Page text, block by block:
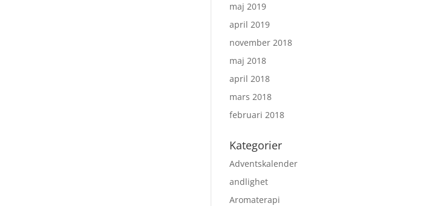
maj 2019
april 2019
november 2018
maj 2018
april 2018
mars 2018
februari 2018
Kategorier
Adventskalender
andlighet
Aromaterapi